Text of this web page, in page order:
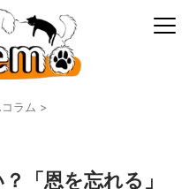
ラム >
「恩を忘れる」